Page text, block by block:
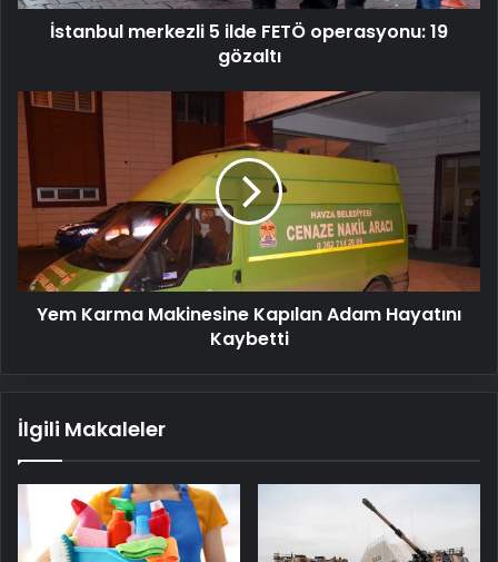
İstanbul merkezli 5 ilde FETÖ operasyonu: 19
gözaltı
Yem
Karma
Makinesine
Kapılan
Adam
Kaybetti
Yem Karma Makinesine Kapılan Adam Hayatını
Kaybetti
İlgili Makaleler